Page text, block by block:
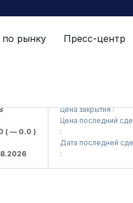
рынку Пресс-центр
0.0 )
Цена закрытия :
Цена последний сделки
Дата последней сделки